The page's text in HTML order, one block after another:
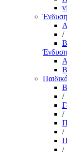
Ένδυση
/
Ένδυση
/
/
/
/